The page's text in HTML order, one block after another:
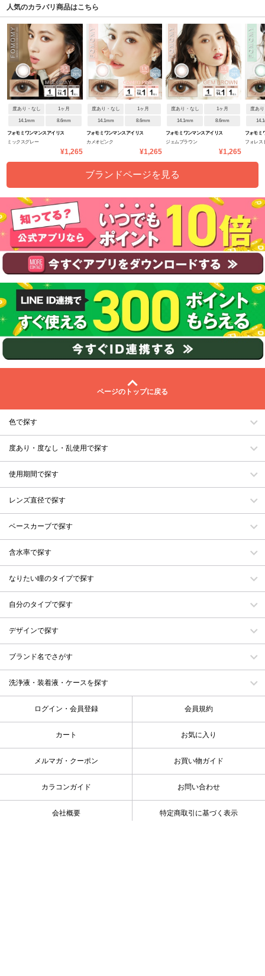
人気のカラバリ商品はこちら
度あり・なし 1ヶ月
14.1mm 8.6mm
フォモミ ワンマンス アイリス
ミックスグレー
¥1,265
度あり・なし 1ヶ月
14.1mm 8.6mm
フォモミ ワンマンス アイリス
カメオピンク
¥1,265
度あり・なし 1ヶ月
14.1mm 8.6mm
フォモミ ワンマンス アイリス
ジェムブラウン
¥1,265
度あ
フォモミ
フォレス
ブランドページを見る
ページのトップに戻る
色で探す
度あり・度なし・乱使用で探す
使用期間で探す
レンズ直径で探す
ベースカーブで探す
含水率で探す
なりたい瞳のタイプで探す
自分のタイプで探す
デザインで探す
ブランド名でさがす
洗浄液・装着液・ケースを探す
ログイン・会員登録 会員規約
カート お気に入り
メルマガ・クーポン お買い物ガイド
カラコンガイド お問い合わせ
会社概要 特定商取引に基づく表示